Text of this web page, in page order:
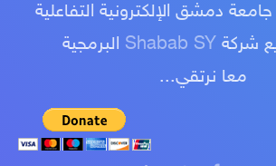
دمشق الإلكترونية التفاعلية
شركة Shabab SY البرمجية
معا نرتقي...